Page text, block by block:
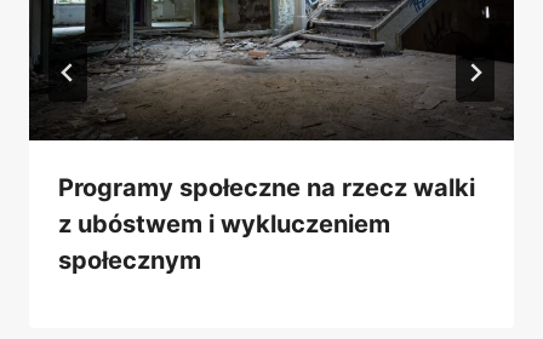
Programy społeczne na rzecz walki
z ubóstwem i wykluczeniem
społecznym